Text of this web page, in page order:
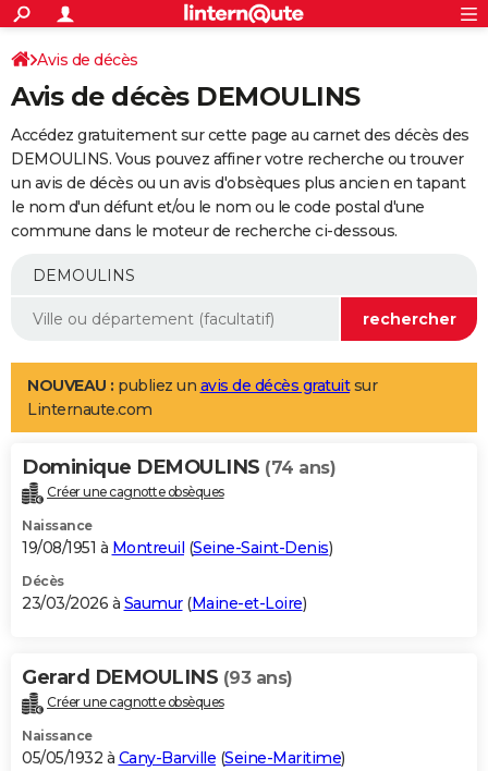
ACTUALITÉS
Politique
Société
Faits Divers
Education
Monde
Villes
+
SPORT
Coupe du monde 2026
Football
Tennis
Cyclisme
Rugby
Forum
Programme TV
TNT
Streaming
Cinéma
Sorties cinéma
Musique
+
FINANCE
Impôts
Immobilier
Risques naturels par ville
Banque
Assurance
Crédit
AUTO
Essais
Réserver un essai
Citadines
Berlines
SUV
Forum auto
+
Mobiles
Meilleur smartphone
Internet
Ordinateurs
Jeux vidéo
Guide high-tech
Aménagement intérieur
LIFESTYLE
Art de vivre
Bien-être
Loisirs
Mode
Modes de vie
Alimentation
Guide de la santé
Maladies
Médicaments
Sommeil
VOYAGE
Destinations
City break
Voyage nature
Voyage de noces
Forum
Climat
+PHOTO
GUIDES D'ACHAT
BONS PLANS
Carte de Noël
Carte Bonne année
Carte Saint-Valentin
Carte Pâques
Carte d'anniversaire
DICTIONNAIRE
Dictionnaire
Biographies
Citations
Expressions
Proverbes
PROGRAMME TV
Avis de décès
Avis de décès DEMOULINS
Accédez gratuitement sur cette page au carnet des décès des
DEMOULINS. Vous pouvez affiner votre recherche ou trouver
un avis de décès ou un avis d'obsèques plus ancien en tapant
le nom d'un défunt et/ou le nom ou le code postal d'une
commune dans le moteur de recherche ci-dessous.
NOUVEAU : publiez un avis de décès gratuitsur
Linternaute.com
Dominique DEMOULINS (74 ans)
Créer une cagnotte obsèques
Naissance
19/08/1951 à Montreuil (Seine-Saint-Denis)
Décès
23/03/2026 à Saumur(Maine-et-Loire)
Gerard DEMOULINS (93 ans)
Créer une cagnotte obsèques
Naissance
05/05/1932 à Cany-Barville (Seine-Maritime)